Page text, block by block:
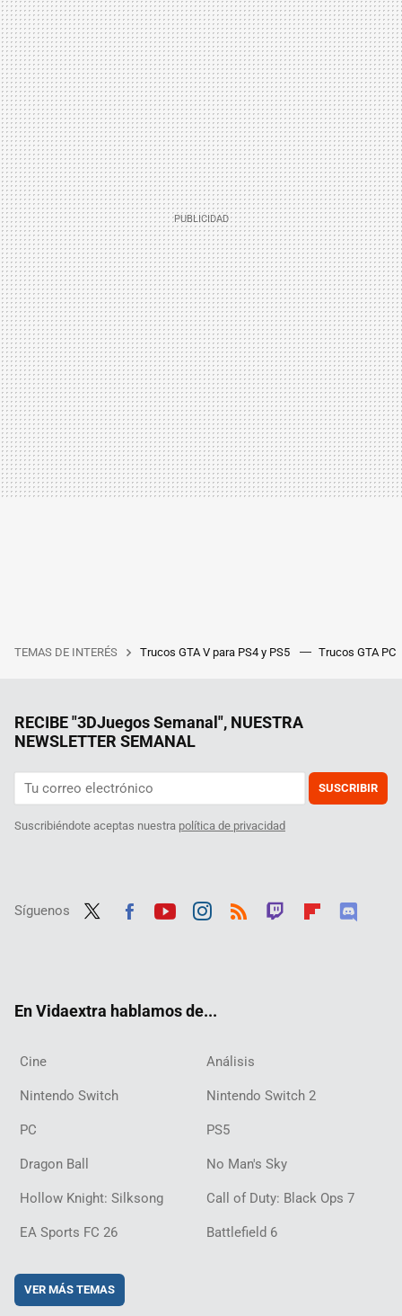
TEMAS DE INTERÉS Trucos GTA V para PS4 y PS5 Trucos GTA PC
RECIBE "3DJuegos Semanal", NUESTRA
NEWSLETTER SEMANAL
SUSCRIBIR
Suscribiéndote aceptas nuestra política de privacidad
Síguenos
En Vidaextra hablamos de...
Cine Análisis
Nintendo Switch Nintendo Switch 2
PC PS5
Dragon Ball No Man's Sky
Hollow Knight: Silksong Call of Duty: Black Ops 7
EA Sports FC 26 Battlefield 6
VER MÁS TEMAS